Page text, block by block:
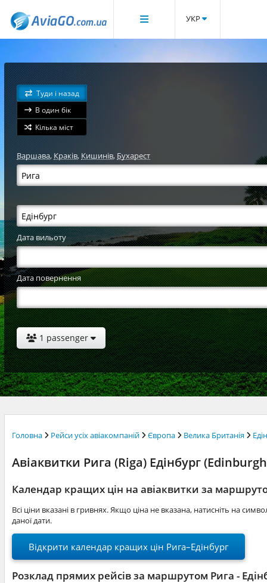
УКР
Туди і назад
В один бік
Кілька міст
Варшава, Краків, Кишинів, Бухарест
Дата вильоту
Дата повернення
1 passenger
Головна Рейси усіх авіакомпаній Європа Велика Британія
Авіаквитки Рига (Riga) Едінбург
Календар кращих цін на авіаквитки за
Всі ціни вказані в гривнях. Якщо ціна не вказана, натисніть на
даної дати.
Відкрити календар кращих цін Рига–Едінбург
Розклад прямих рейсів за маршрутом Рига -